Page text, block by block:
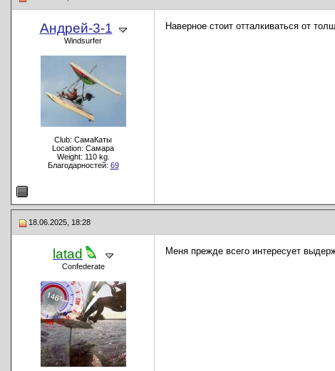
Андрей-3-1
Windsurfer
Club: СамаКаты
Location: Самара
Weight: 110 kg.
Благодарностей: 69
Наверное стоит отталкиваться от
18.06.2025, 18:28
latad
Confederate
Меня прежде всего интересует